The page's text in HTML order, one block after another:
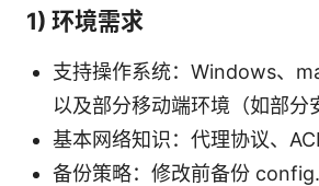
1) 环境需求
支持操作系统：Windows、
以及部分移动端环境（如部分
基本网络知识：代理协议、
备份策略：修改前备份